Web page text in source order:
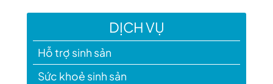
DỊCH VỤ
Hỗ trợ sinh sản
Sức khoẻ sinh sản